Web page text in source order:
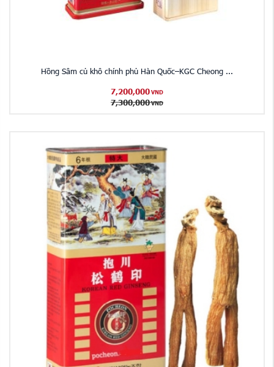
Hồng Sâm củ khô chính phủ Hàn Quốc–KGC Cheong ...
7,200,000 VND
7,300,000 VND